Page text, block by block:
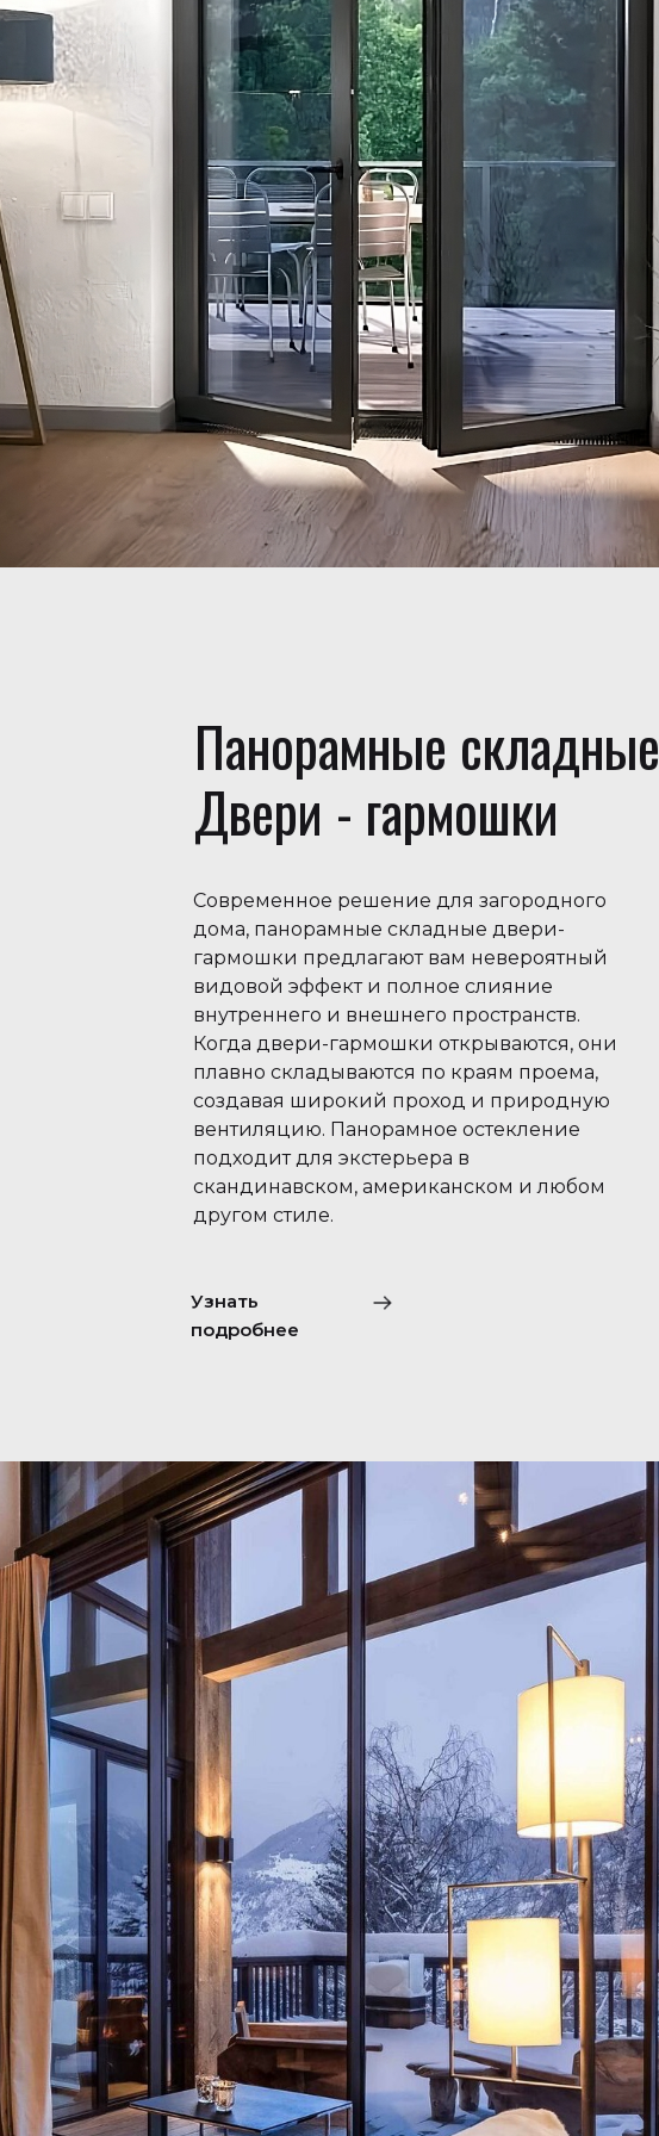
Панорамные складные
Двери - гармошки
Современное решение для загородного
дома, панорамные складные двери-
гармошки предлагают вам невероятный
видовой эффект и полное слияние
внутреннего и внешнего пространств.
Когда двери-гармошки открываются, они
плавно складываются по краям проема,
создавая широкий проход и природную
вентиляцию. Панорамное остекление
подходит для экстерьера в
скандинавском, американском и любом
другом стиле.
Узнать
подробнее